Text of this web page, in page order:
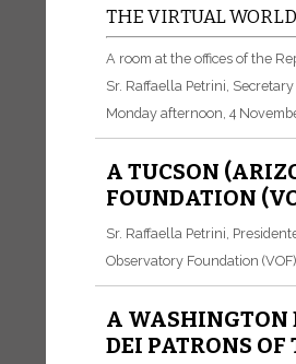
THE VIRTUAL
A room at the offices of the
Sr. Raffaella Petrini,
Monday afternoon, 4
A TUCSON
FOUNDATION
Sr. Raffaella Petrini,
Observatory Foundation
A WASHINGTON
DEI PATRONS